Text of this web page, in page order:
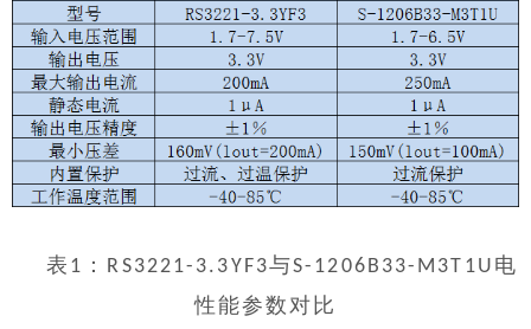
表 1 ： RS3221-3.3YF3与S-1206B33-M3T1U 电
性能参数对比